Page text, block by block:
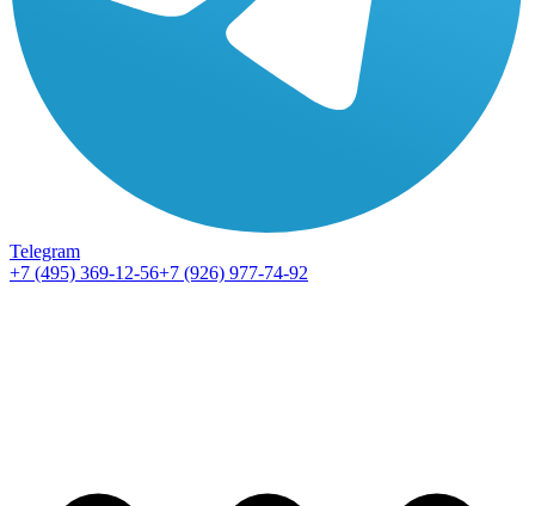
Telegram
+7 (495) 369-12-56+7 (926) 977-74-92